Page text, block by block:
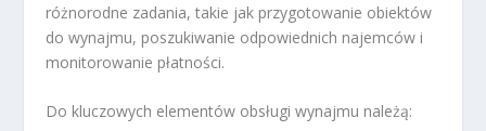
różnorodne zadania, takie jak przygotowanie obiektów
do wynajmu, poszukiwanie odpowiednich najemców i
monitorowanie płatności.
Do kluczowych elementów obsługi wynajmu należą: